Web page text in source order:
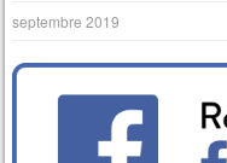
septembre 2019